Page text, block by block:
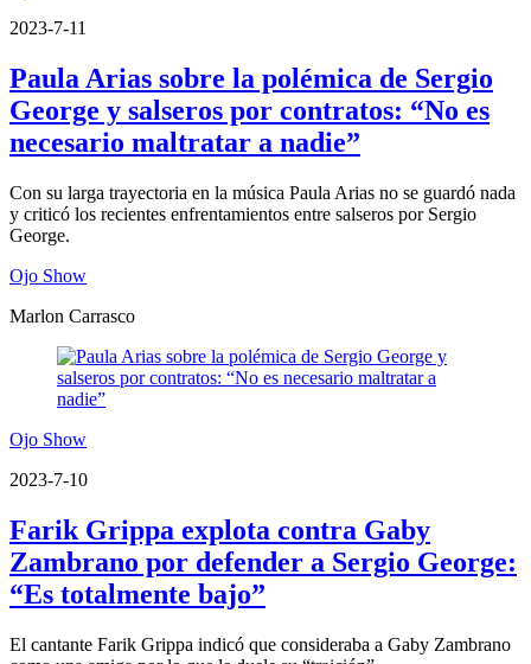
2023-7-11
Paula Arias sobre la polémica de Sergio
George y salseros por contratos: “No es
necesario maltratar a nadie”
Con su larga trayectoria en la música Paula Arias no se guardó nada
y criticó los recientes enfrentamientos entre salseros por Sergio
George.
Ojo Show
Marlon Carrasco
Ojo Show
2023-7-10
Farik Grippa explota contra Gaby
Zambrano por defender a Sergio George:
“Es totalmente bajo”
El cantante Farik Grippa indicó que consideraba a Gaby Zambrano